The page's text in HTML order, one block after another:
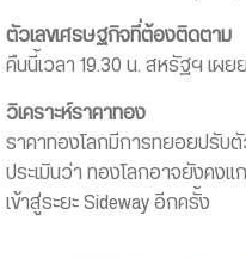
ตัวเลขเศรษฐกิจที่ต้องติดตาม
คืนนี้เวลา 19.30 น. สหรัฐฯ เผ
วิเคราะห์ราคาทอง
ราคาทองโลกมีการทยอยปรับ
ประเมินว่า ทองโลกอาจยังคง
เข้าสู่ระยะ Sideway อีกครั้ง